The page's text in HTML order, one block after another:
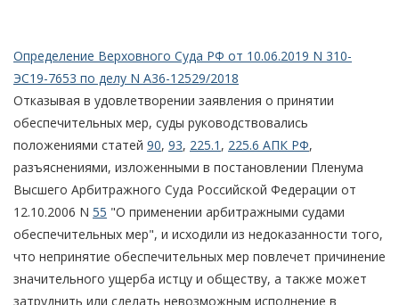
Определение Верховного Суда РФ от 10.06.2019 N 310-
ЭС19-7653 по делу N А36-12529/2018
Отказывая в удовлетворении заявления о принятии
обеспечительных мер, суды руководствовались
положениями статей 90, 93, 225.1 , 225.6 АПК РФ,
разъяснениями, изложенными в постановлении Пленума
Высшего Арбитражного Суда Российской Федерации от
12.10.2006 N 55 "О применении арбитражными судами
обеспечительных мер", и исходили из недоказанности того,
что непринятие обеспечительных мер повлечет причинение
значительного ущерба истцу и обществу, а также может
затруднить или сделать невозможным исполнение в